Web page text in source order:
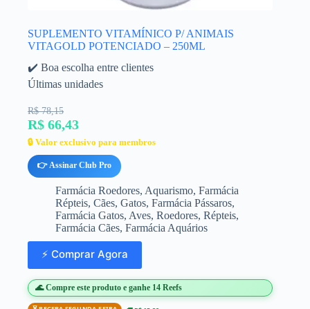
SUPLEMENTO VITAMÍNICO P/ ANIMAIS
VITAGOLD POTENCIADO – 250ML
✔️ Boa escolha entre clientes
Últimas unidades
R$ 78,15
R$ 66,43
🔒 Valor exclusivo para membros
👉 Assinar Club Pro
Farmácia Roedores, Aquarismo, Farmácia
Répteis, Cães, Gatos, Farmácia Pássaros,
Farmácia Gatos, Aves, Roedores, Répteis,
Farmácia Cães, Farmácia Aquários
⚡ Comprar Agora
🌊 Compre este produto e ganhe 14 Reefs